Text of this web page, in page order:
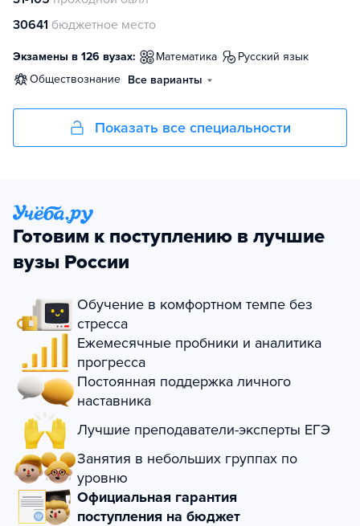
30641 бюджетное место
Экзамены в 126 вузах: математика
русский язык
обществознание Все варианты
Показать все специальности
Готовим к поступлению в лучшие
вузы России
Обучение в комфортном темпе без
стресса
Ежемесячные пробники и аналитика
прогресса
Постоянная поддержка личного
наставника
Лучшие преподаватели-эксперты ЕГЭ
Занятия в небольших группах по
уровню
Официальная гарантия
поступления на бюджет